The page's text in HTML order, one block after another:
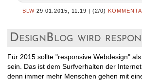
BLW 29.01.2015, 11.19 | (2/0)
DesignBlog wird
Für 2015 sollte "responsive Webdesign"
sein. Das ist dem Surfverhalten der
denn immer mehr Menschen gehen mit